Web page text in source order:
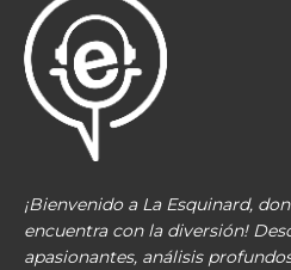
¡Bienvenido a La Esquinard,
encuentra con la diversión!
apasionantes, análisis